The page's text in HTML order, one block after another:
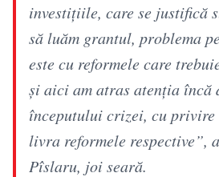
investiţiile, care se justifică
să luăm grantul, problema
este cu reformele care
şi aici am atras atenţia încă
începutului crizei, cu privire
livra reformele respective”,
Pîslaru, joi seară.